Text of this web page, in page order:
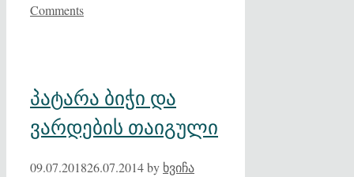
Comments
პატარა ბიჭი და
ვარდების თაიგული
09.07.201826.07.2014by ხვიჩა